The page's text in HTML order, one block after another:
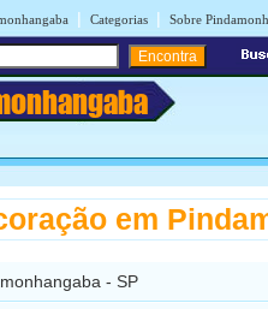
| Categorias | Sobre
em
- SP